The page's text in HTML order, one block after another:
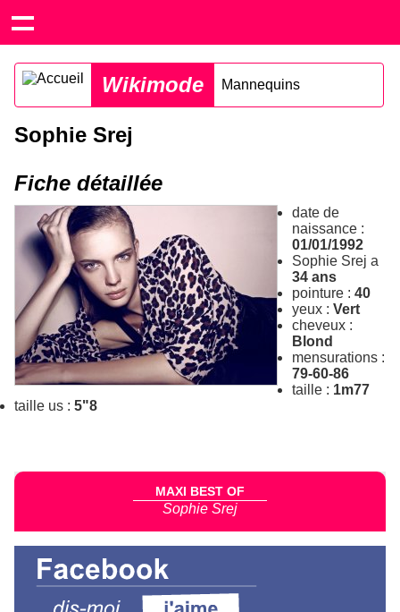
Wikimode Mannequins
Sophie Srej
Fiche détaillée
date de
naissance :
01/01/1992
Sophie Srej a
34 ans
pointure : 40
yeux : Vert
cheveux :
Blond
mensurations :
79-60-86
taille : 1m77
taille us : 5"8
MAXI BEST OF
Sophie Srej